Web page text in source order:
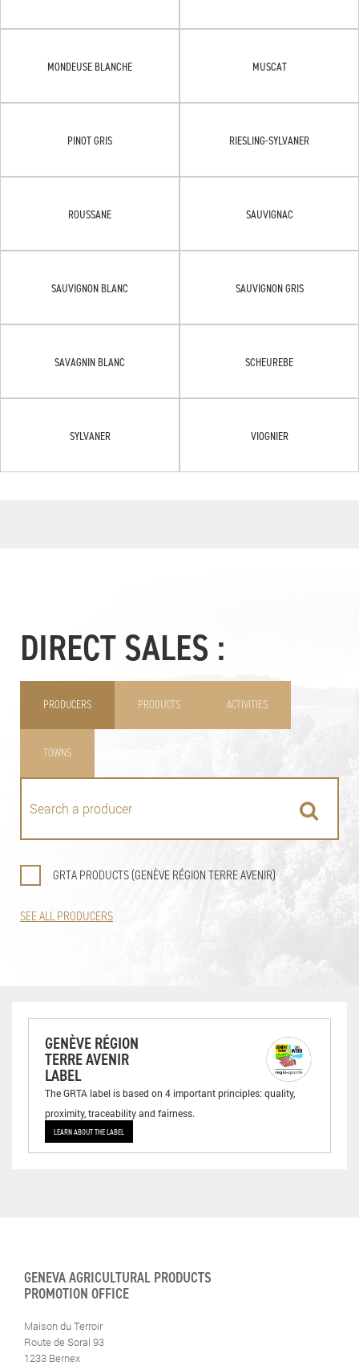
MONDEUSE BLANCHE MUSCAT
PINOT GRIS RIESLING-SYLVANER
ROUSSANE SAUVIGNAC
SAUVIGNON BLANC SAUVIGNON GRIS
SAVAGNIN BLANC SCHEUREBE
SYLVANER VIOGNIER
DIRECT SALES :
PRODUCERS PRODUCTS ACTIVITIES
TOWNS
GRTA PRODUCTS (GENÈVE RÉGION TERRE AVENIR)
SEE ALL PRODUCERS
GENÈVE RÉGION
TERRE AVENIR
LABEL
The GRTA label is based on 4 important principles: quality,
proximity, traceability and fairness.
LEARN ABOUT THE LABEL
GENEVA AGRICULTURAL PRODUCTS
PROMOTION OFFICE
Maison du Terroir
Route de Soral 93
1233 Bernex